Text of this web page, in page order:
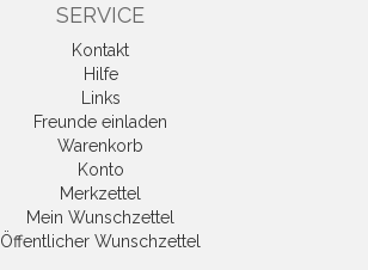
SERVICE
Kontakt
Hilfe
Links
Freunde einladen
Warenkorb
Konto
Merkzettel
Mein Wunschzettel
Öffentlicher Wunschzettel